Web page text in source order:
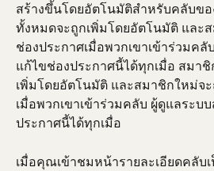
สร้างขึ้นโดยอัตโนมัติสำหรับคลับข
ทั้งหมดจะถูกเพิ่มโดยอัตโนมัติ และ
ช่องประกาศเมื่อพวกเขาเข้าร่วมค
แก้ไขช่องประกาศนี้ได้ทุกเมื่อ สมา
เพิ่มโดยอัตโนมัติ และสมาชิกใหม่จ
เมื่อพวกเขาเข้าร่วมคลับ ผู้ดูแลระบ
ประกาศนี้ได้ทุกเมื่อ
เมื่อคุณเข้าชมหน้ารายละเอียดคลับ